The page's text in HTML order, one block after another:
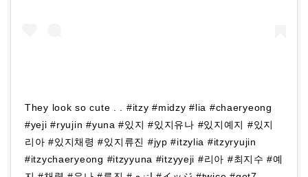
They look so cute . . #itzy #midzy #lia #chaeryeong
#yeji #ryujin #yuna #있지 #있지유나 #있지예지 #있지
리아 #있지채령 #있지류진 #jyp #itzylia #itzyryujin
#itzychaeryeong #itzyyuna #itzyyeji #리아 #최지수 #예